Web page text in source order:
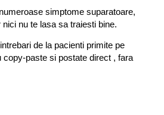
e
,
c
simptome suparatoare,
nu te lasa sa traiesti bine.
de la pacienti primite pe
copy-paste si postate direct , fara